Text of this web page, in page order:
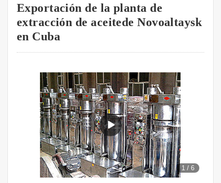
Exportación de la planta de
extracción de aceitede Novoaltaysk
en Cuba
1 /6